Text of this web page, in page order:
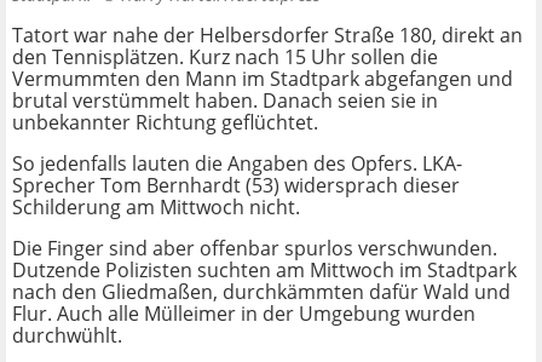
Tatort war nahe der Helbersdorfer Straße 180, direkt an
den Tennisplätzen. Kurz nach 15 Uhr sollen die
Vermummten den Mann im Stadtpark abgefangen und
brutal verstümmelt haben. Danach seien sie in
unbekannter Richtung geflüchtet.
So jedenfalls lauten die Angaben des Opfers. LKA-
Sprecher Tom Bernhardt (53) widersprach dieser
Schilderung am Mittwoch nicht.
Die Finger sind aber offenbar spurlos verschwunden.
Dutzende Polizisten suchten am Mittwoch im Stadtpark
nach den Gliedmaßen, durchkämmten dafür Wald und
Flur. Auch alle Mülleimer in der Umgebung wurden
durchwühlt.